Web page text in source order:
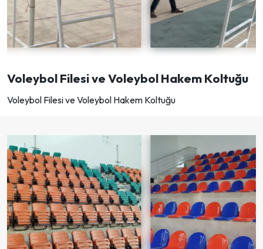
Voleybol Filesi ve Voleybol Hakem Koltuğu
Voleybol Filesi ve Voleybol Hakem Koltuğu